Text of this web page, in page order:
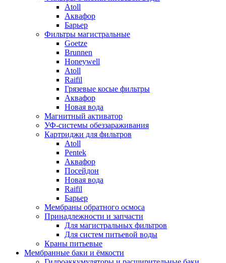
Atoll
Аквафор
Барьер
Фильтры магистральные
Goetze
Brunnen
Honeywell
Atoll
Raifil
Грязевые косые фильтры
Аквафор
Новая вода
Магнитный активатор
УФ-системы обеззараживания
Картриджи для фильтров
Atoll
Pentek
Аквафор
Посейдон
Новая вода
Raifil
Барьер
Мембраны обратного осмоса
Принадлежности и запчасти
Для магистральных фильтров
Для систем питьевой воды
Краны питьевые
Мембранные баки и ёмкости